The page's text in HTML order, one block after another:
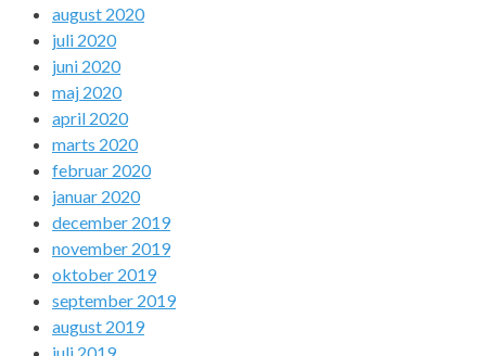
august 2020
juli 2020
juni 2020
maj 2020
april 2020
marts 2020
februar 2020
januar 2020
december 2019
november 2019
oktober 2019
september 2019
august 2019